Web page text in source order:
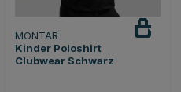
MONTAR
Kinder Poloshirt
Clubwear Schwarz